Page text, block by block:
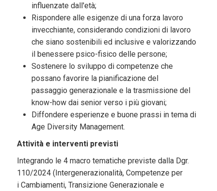
influenzate dall'età;
Rispondere alle esigenze di una forza lavoro
invecchiante, considerando condizioni di lavoro
che siano sostenibili ed inclusive e valorizzando
il benessere psico-fisico delle persone;
Sostenere lo sviluppo di competenze che
possano favorire la pianificazione del
passaggio generazionale e la trasmissione del
know-how dai senior verso i più giovani;
Diffondere esperienze e buone prassi in tema di
Age Diversity Management.
Attività e interventi previsti
Integrando le 4 macro tematiche previste dalla Dgr.
110/2024 (Intergenerazionalità, Competenze per
i Cambiamenti, Transizione Generazionale e